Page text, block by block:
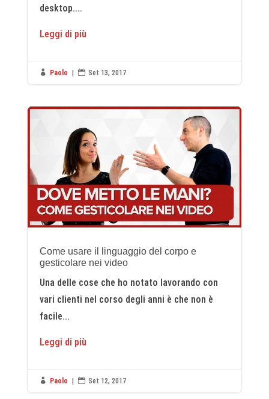
desktop....
Leggi di più
 Paolo  Set 13, 2017
Come usare il linguaggio del corpo e
gesticolare nei video
Una delle cose che ho notato lavorando con
vari clienti nel corso degli anni è che non è
facile...
Leggi di più
 Paolo |  Set 12, 2017